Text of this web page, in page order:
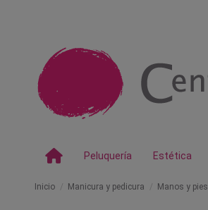
Peluquería Estética
Inicio Manicura y pedicura Manos y pies